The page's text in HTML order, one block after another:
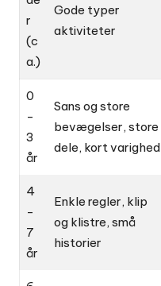
r
(c
a.)
Gode typer
aktiviteter
0
-
3
år
Sans og store
bevægelser, store
dele, kort varighed
4
-
7
år
Enkle regler, klip
og klistre, små
historier